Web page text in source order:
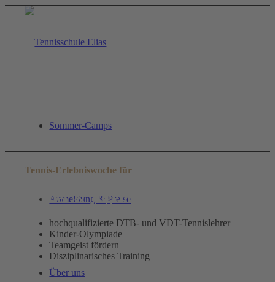
Sommer-Camps
Anmeldung & Preise
Über uns
Tennis-Erlebniswoche für
Kinder & Jugendliche
hochqualifizierte DTB- und VDT-Tennislehrer
Kinder-Olympiade
Teamgeist fördern
Disziplinarisches Training